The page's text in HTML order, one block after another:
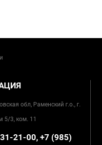
обл, Раменский г.о., г.
5/3, ком. 11
21-00, +7 (985)